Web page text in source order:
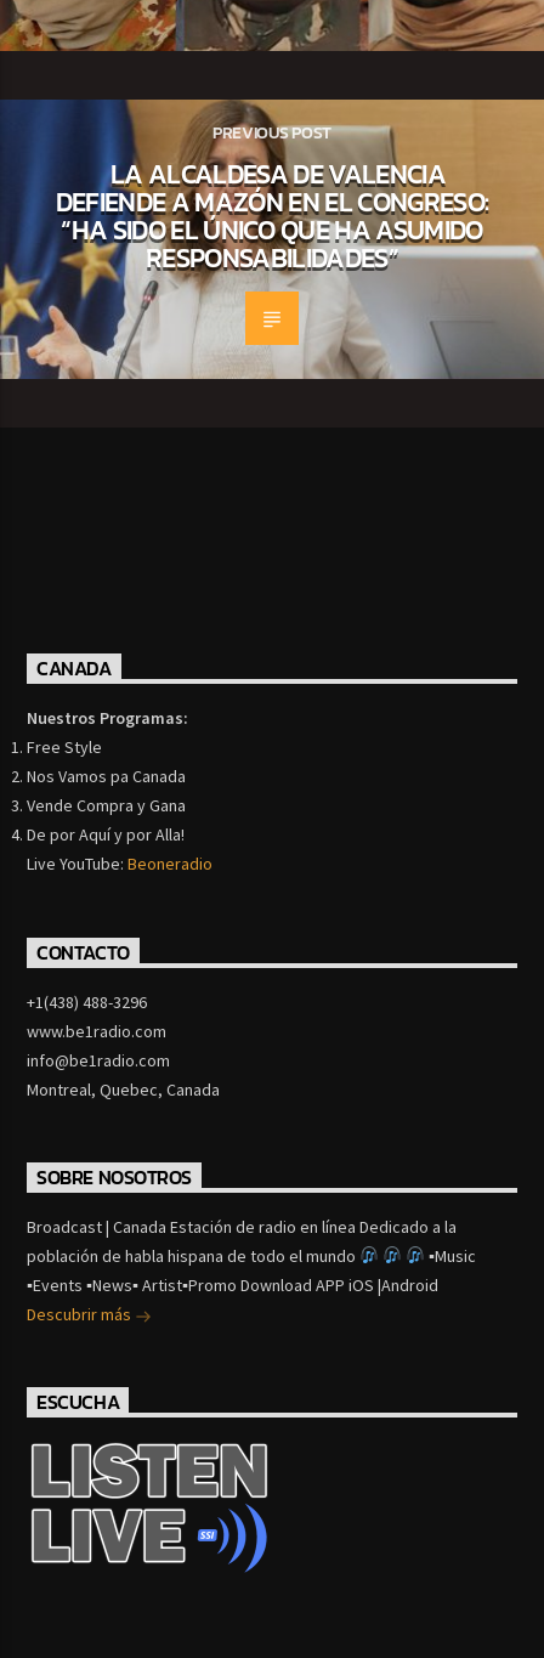
PREVIOUS POST
LA ALCALDESA DE VALENCIA
DEFIENDE A MAZÓN EN EL CONGRESO:
“HA SIDO EL ÚNICO QUE HA ASUMIDO
RESPONSABILIDADES”
CANADA
Nuestros Programas:
Free Style
Nos Vamos pa Canada
Vende Compra y Gana
De por Aquí y por Alla!
Live YouTube:Beoneradio
CONTACTO
+1(438) 488-3296
www.be1radio.com
info@be1radio.com
Montreal, Quebec, Canada
SOBRE NOSOTROS
Broadcast | Canada Estación de radio en línea Dedicado a la
población de habla hispana de todo el mundo
▪Music
▪Events ▪News▪ Artist▪Promo Download APP iOS |Android
Descubrir más
ESCUCHA